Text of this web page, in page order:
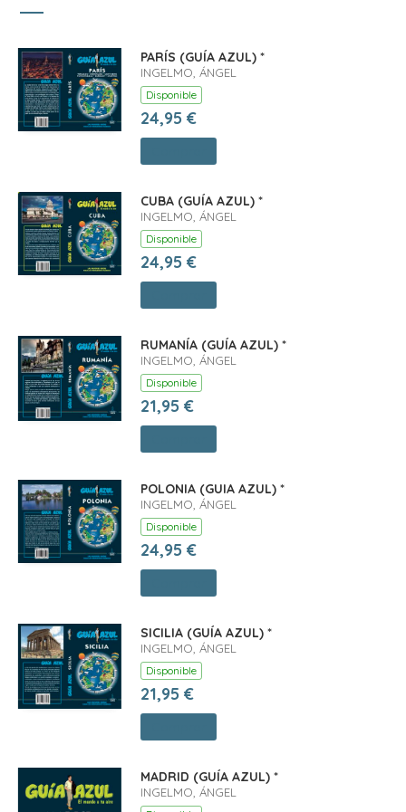
PARÍS (GUÍA AZUL) *
INGELMO, ÁNGEL
Disponible
24,95 €
CUBA (GUÍA AZUL) *
INGELMO, ÁNGEL
Disponible
24,95 €
RUMANÍA (GUÍA AZUL) *
INGELMO, ÁNGEL
Disponible
21,95 €
POLONIA (GUIA AZUL) *
INGELMO, ÁNGEL
Disponible
24,95 €
SICILIA (GUÍA AZUL) *
INGELMO, ÁNGEL
Disponible
21,95 €
MADRID (GUÍA AZUL) *
INGELMO, ÁNGEL